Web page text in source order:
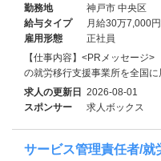
勤務地
神戸市 中央区
給与タイプ
月給30万7,000
雇用形態
正社員
【仕事内容】<PRメッセージ
の就労移行支援事業所を全国
求人の更新日 2026-08-01
スポンサー
求人ボックス
サービス管理責任者/就